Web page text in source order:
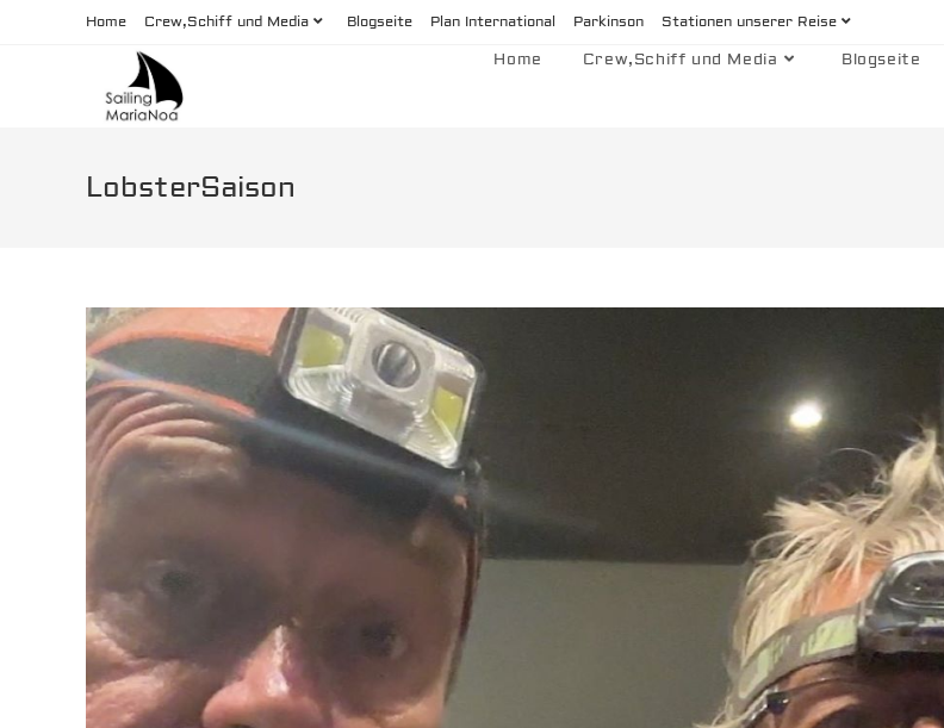
Home Crew,Schiff und Media Blogseite Plan International Parkinson Stationen unserer Reise
Home Crew,Schiff und Media Blogseite
LobsterSaison